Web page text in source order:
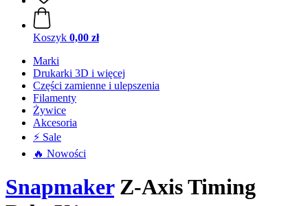
Koszyk 0,00 zł
Marki
Drukarki 3D i więcej
Części zamienne i ulepszenia
Filamenty
Żywice
Akcesoria
⚡ Sale
🔥 Nowości
SnapmakerZ-Axis Timing